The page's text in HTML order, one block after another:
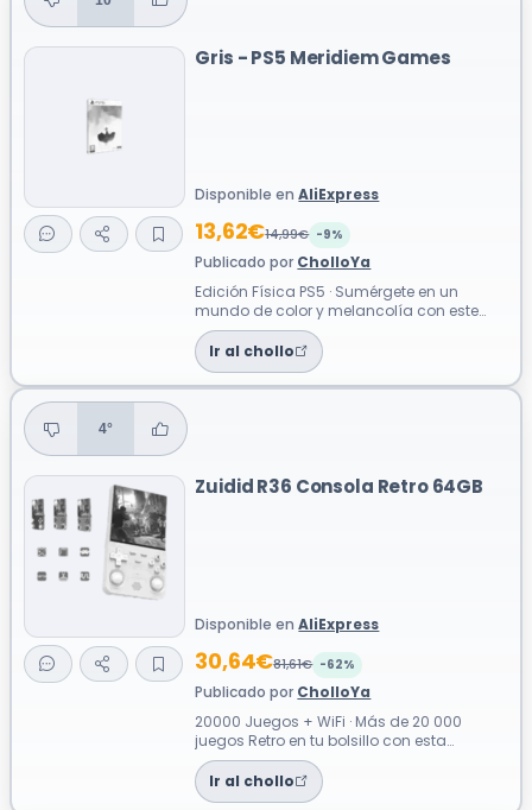
Gris - PS5 Meridiem Games
Disponible enAliExpress
13,62€14,99€ -9%
Publicado por CholloYa
Edición Física PS5 · Sumérgete en un
mundo de color y melancolía con este
aclamado juego de plataformas y puzles
artí...
Ir al chollo
4°
Zuidid R36 Consola Retro 64GB
Disponible enAliExpress
30,64€81,61€ -62%
Publicado por CholloYa
20000 Juegos + WiFi · Más de 20 000
juegos Retro en tu bolsillo con esta
consola portátil WiFi que funciona sin
inter...
Ir al chollo